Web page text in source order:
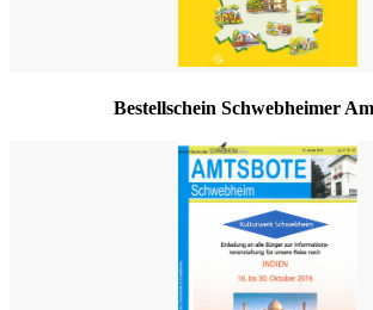
Bestellschein Schwebheimer